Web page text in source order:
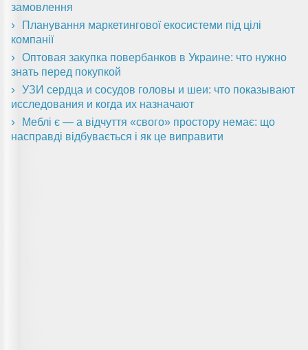
замовлення
Планування маркетингової екосистеми під цілі
компанії
Оптовая закупка повербанков в Украине: что нужно
знать перед покупкой
УЗИ сердца и сосудов головы и шеи: что показывают
исследования и когда их назначают
Меблі є — а відчуття «свого» простору немає: що
насправді відбувається і як це виправити